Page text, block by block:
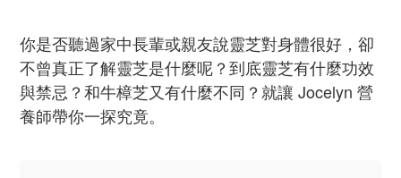
你是否聽過家中長輩或親友說靈芝對身體很好，卻
不曾真正了解靈芝是什麼呢？到底靈芝有什麼功效
與禁忌？和牛樟芝又有什麼不同？就讓 Jocelyn 營
養師帶你一探究竟。